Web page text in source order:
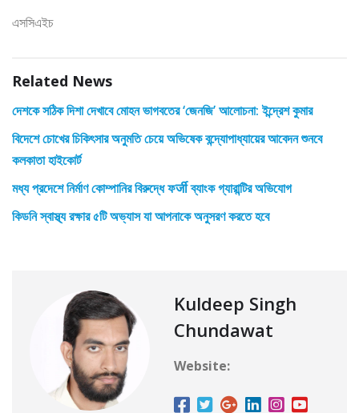
এসসিএইচ
Related News
দেশকে সঠিক দিশা দেখাবে মোহন ভাগবতের ‘জেনজি’ আলোচনা: ইন্দ্রেশ কুমার
বিদেশে চোখের চিকিৎসার অনুমতি চেয়ে অভিষেক বন্দ্যোপাধ্যায়ের আবেদন শুনবে
কলকাতা হাইকোর্ট
মধ্য প্রদেশে নির্মাণ কোম্পানির বিরুদ্ধে ফर्जी ব্যাংক গ্যারান্টির অভিযোগ
কিডনি স্বাস্থ্য রক্ষার ৫টি অভ্যাস যা আপনাকে অনুসরণ করতে হবে
Kuldeep Singh
Chundawat
Website: